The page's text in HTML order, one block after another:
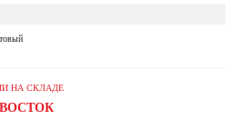
НА СКЛАДЕ